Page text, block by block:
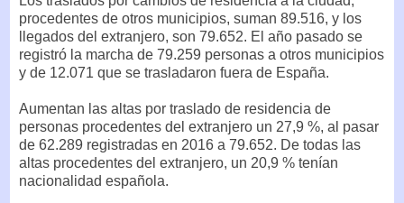
procedentes de otros municipios, suman 89.516, y los
llegados del extranjero, son 79.652. El año pasado se
registró la marcha de 79.259 personas a otros municipios
y de 12.071 que se trasladaron fuera de España.
Aumentan las altas por traslado de residencia de
personas procedentes del extranjero un 27,9 %, al pasar
de 62.289 registradas en 2016 a 79.652. De todas las
altas procedentes del extranjero, un 20,9 % tenían
nacionalidad española.